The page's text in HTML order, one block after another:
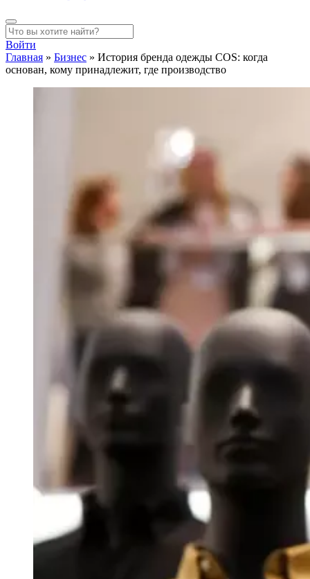
Войти
Главная » Бизнес » История бренда одежды COS: когда
основан, кому принадлежит, где производство